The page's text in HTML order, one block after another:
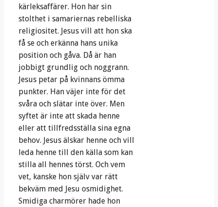
kärleksaffärer. Hon har sin
stolthet i samariernas rebelliska
religiositet. Jesus vill att hon ska
få se och erkänna hans unika
position och gåva. Då är han
jobbigt grundlig och noggrann.
Jesus petar på kvinnans ömma
punkter. Han väjer inte för det
svåra och slätar inte över. Men
syftet är inte att skada henne
eller att tillfredsställa sina egna
behov. Jesus älskar henne och vill
leda henne till den källa som kan
stilla all hennes törst. Och vem
vet, kanske hon själv var rätt
bekväm med Jesu osmidighet.
Smidiga charmörer hade hon